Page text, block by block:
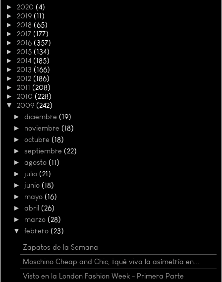
► 2020 (4)
► 2019 (11)
► 2018 (65)
► 2017 (177)
► 2016 (357)
► 2015 (134)
► 2014 (185)
► 2013 (166)
► 2012 (186)
► 2011 (208)
► 2010 (228)
▼ 2009 (242)
► diciembre (19)
► noviembre (18)
► octubre (18)
► septiembre (22)
► agosto (11)
► julio (21)
► junio (18)
► mayo (16)
► abril (26)
► marzo (28)
▼ febrero (23)
Zapatos de la Semana
Moschino Cheap and Chic, ¡qué viva la asímetría en...
Visto en la London Fashion Week - Primera Parte